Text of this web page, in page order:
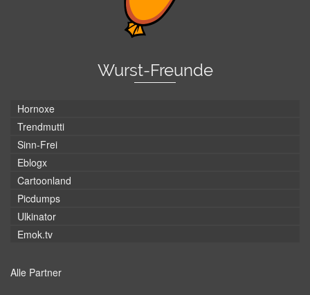
Wurst-Freunde
Hornoxe
Trendmutti
Sinn-Frei
Eblogx
Cartoonland
Picdumps
Ulkinator
Emok.tv
Alle Partner